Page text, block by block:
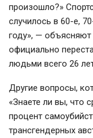
произошло?»
случилось в 60-е,
году», —
официально
людьми всего 26
Другие вопросы,
«Знаете ли вы, что
процент
трансгендерных